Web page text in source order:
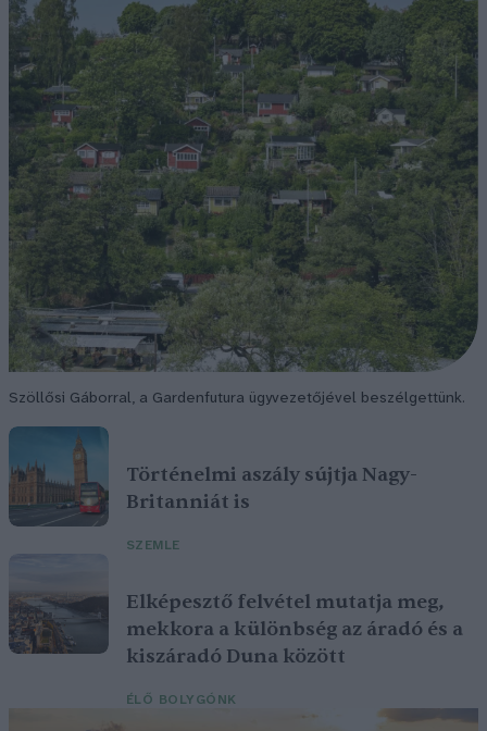
Szöllősi Gáborral, a Gardenfutura ügyvezetőjével beszélgettünk.
Történelmi aszály sújtja Nagy-
Britanniát is
SZEMLE
Elképesztő felvétel mutatja meg,
mekkora a különbség az áradó és a
kiszáradó Duna között
ÉLŐ BOLYGÓNK